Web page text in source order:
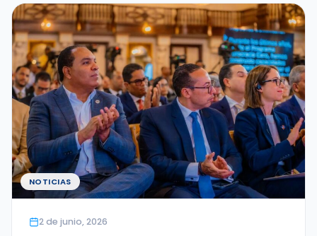
NOTICIAS
2 de junio, 2026